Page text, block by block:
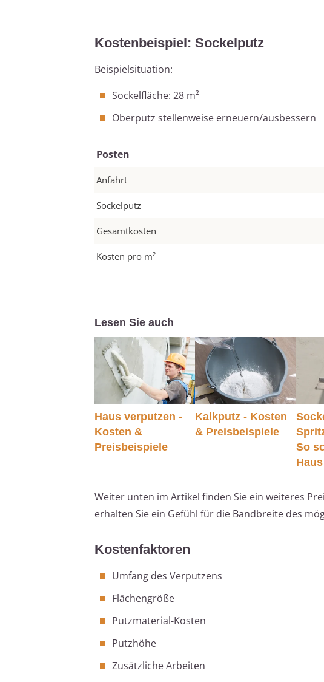
Kostenbeispiel: Sockelputz
Beispielsituation:
Sockelfläche: 28 m²
Oberputz stellenweise erneuern/ausbessern
Posten
Anfahrt
Sockelputz
Gesamtkosten
Kosten pro m²
Lesen Sie auch
Haus verputzen -
Kosten &
Preisbeispiele
Kalkputz - Kosten
& Preisbeispiele
So
Weiter unten im Artikel finden Sie ein weiteres
erhalten Sie ein Gefühl für die Bandbreite des
Kostenfaktoren
Umfang des Verputzens
Flächengröße
Putzmaterial-Kosten
Putzhöhe
Zusätzliche Arbeiten